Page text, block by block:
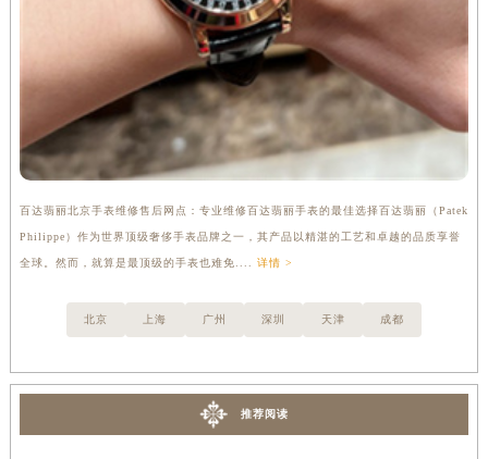
百达翡丽北京手表维修售后网点：专业维修百达翡丽手表的最佳选择百达翡丽（Patek
Philippe）作为世界顶级奢侈手表品牌之一，其产品以精湛的工艺和卓越的品质享誉
全球。然而，就算是最顶级的手表也难免.... 详情 >
北京 上海 广州 深圳 天津 成都
推荐阅读